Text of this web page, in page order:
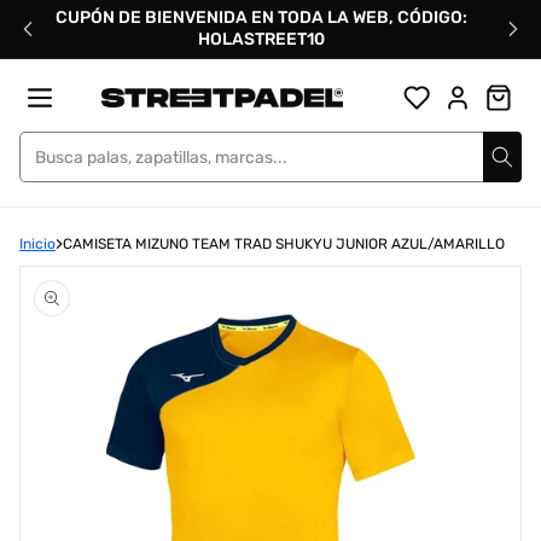
directamente
CUPÓN DE BIENVENIDA EN TODA LA WEB, CÓDIGO:
HOLASTREET10
Street Padel
Inicio CAMISETA MIZUNO TEAM TRAD SHUKYU JUNIOR AZUL/AMARILLO
elemento
multimedia